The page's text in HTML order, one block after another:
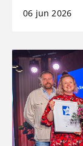
06 jun 2026